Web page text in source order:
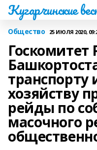
Кугарчинские
Общество 25 ИЮЛЯ 2020,
Госкомитет
хозяйству
рейды по
масочного